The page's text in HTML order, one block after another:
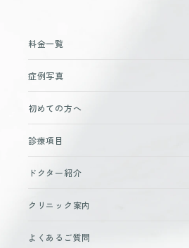
料金一覧
症例写真
初めての方へ
診療項目
ドクター紹介
クリニック案内
よくあるご質問